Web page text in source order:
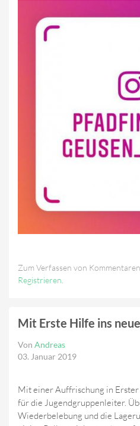
Zum Verfassen von
Registrieren
Mit Erste Hilfe ins
Von Andreas
03. Januar 2019
Mit einer Auffrischung in
für die Jugendgruppenleiter.
Wiederbelebung und die